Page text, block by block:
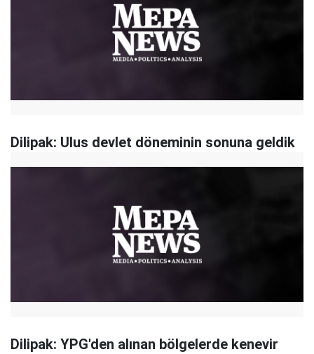
Dilipak: Ulus devlet döneminin sonuna geldik
Dilipak: YPG'den alınan bölgelerde kenevir